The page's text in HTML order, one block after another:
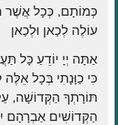
כְּמוֹתָם, כְּכָל אֲשֶׁר
עוֹלֶה לְכַאן וּלְכַאן
אַתָּה יְיָ יוֹדֵעַ כָּל
כִּי כַוָּנָתִי בְּכָל
תּוֹרָתְךָ הַקְּדוֹשָׁה, עַל
הַקְּדוֹשִׁים אַבְרָהָם